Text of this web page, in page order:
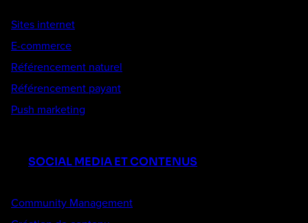
Sites internet
E-commerce
Référencement naturel
Référencement payant
Push marketing
SOCIAL MEDIA ET CONTENUS
Community Management